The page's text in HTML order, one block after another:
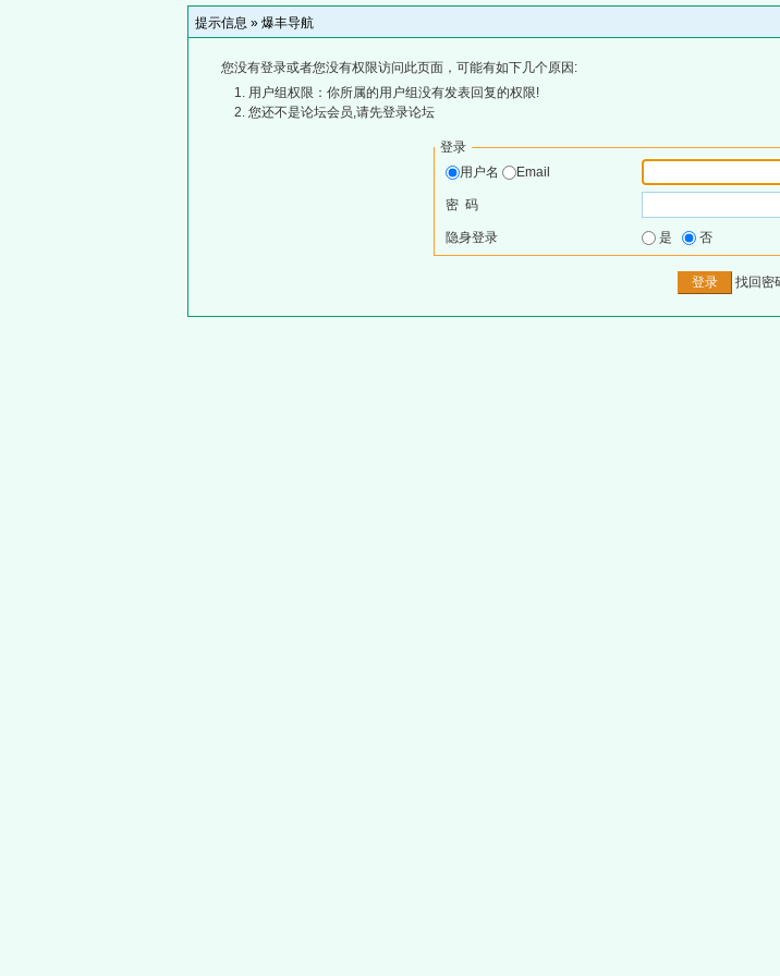
提示信息 » 爆丰导航
您没有登录或者您没有权限访问此页面，可能有如下几个原因:
用户组权限：你所属的用户组没有发表回复的权限!
您还不是论坛会员,请先登录论坛
登录
用户名
Email
密 码
隐身登录 是 否
找回密